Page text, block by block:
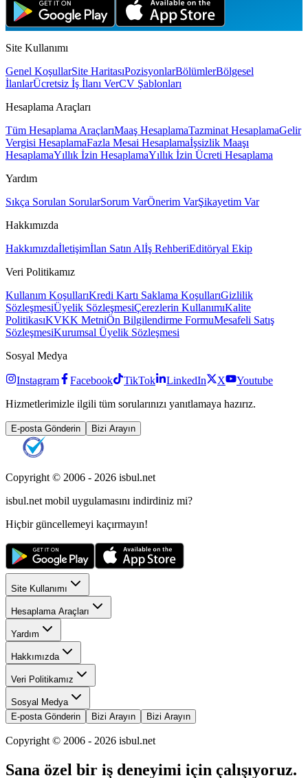
Site Kullanımı
Genel KoşullarSite HaritasıPozisyonlarBölümlerBölgesel
İlanlarÜcretsiz İş İlanı VerCV Şablonları
Hesaplama Araçları
Tüm Hesaplama AraçlarıMaaş HesaplamaTazminat HesaplamaGelir
Vergisi HesaplamaFazla Mesai Hesaplamaİşsizlik Maaşı
HesaplamaYıllık İzin HesaplamaYıllık İzin Ücreti Hesaplama
Yardım
Sıkça Sorulan SorularSorum VarÖnerim VarŞikayetim Var
Hakkımızda
Hakkımızdaİletişimİlan Satın Alİş RehberiEditöryal Ekip
Veri Politikamız
Kullanım KoşullarıKredi Kartı Saklama KoşullarıGizlilik
SözleşmesiÜyelik SözleşmesiÇerezlerin KullanımıKalite
PolitikasıKVKK MetniÖn Bilgilendirme FormuMesafeli Satış
SözleşmesiKurumsal Üyelik Sözleşmesi
Sosyal Medya
Instagram Facebook TikTok LinkedIn X
Youtube
Hizmetlerimizle ilgili tüm sorularınızı yanıtlamaya hazırız.
E-posta Gönderin Bizi Arayın
Copyright © 2006 - 2026 isbul.net
isbul.net mobil uygulamasını indirdiniz mi?
Hiçbir güncellemeyi kaçırmayın!
Site Kullanımı
Hesaplama Araçları
Yardım
Hakkımızda
Veri Politikamız
Sosyal Medya
E-posta Gönderin
Bizi Arayın Bizi Arayın
Copyright © 2006 - 2026 isbul.net
Sana özel bir iş deneyimi için çalışıyoruz.